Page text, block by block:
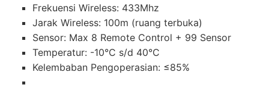
Frekuensi Wireless: 433Mhz
Jarak Wireless: 100m (ruang terbuka)
Sensor: Max 8 Remote Control + 99 Sensor
Temperatur: -10°C s/d 40°C
Kelembaban Pengoperasian: ≤85%